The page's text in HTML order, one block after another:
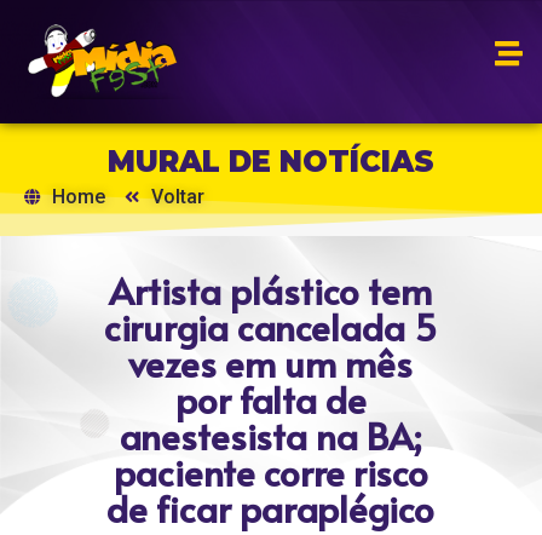
MURAL DE NOTÍCIAS
Home Voltar
Artista plástico tem
cirurgia cancelada 5
vezes em um mês
por falta de
anestesista na BA;
paciente corre risco
de ficar paraplégico